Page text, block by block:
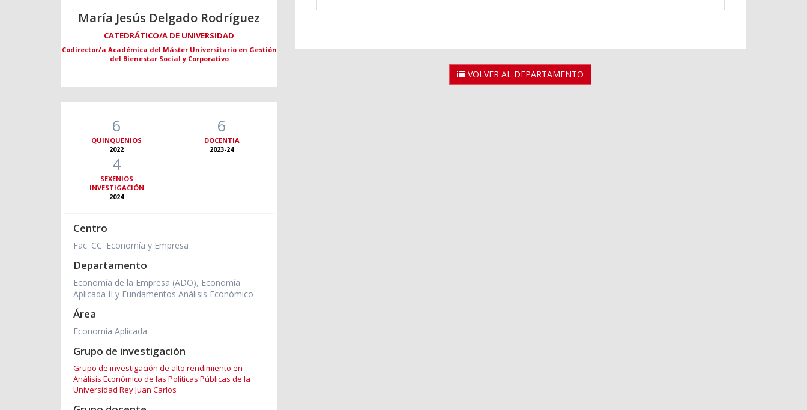
María Jesús Delgado Rodríguez
CATEDRÁTICO/A DE UNIVERSIDAD
Codirector/a Académica del Máster Universitario en Gestión
del Bienestar Social y Corporativo
6
QUINQUENIOS
2022
6
DOCENTIA
2023-24
4
SEXENIOS
INVESTIGACIÓN
2024
Centro
Fac. CC. Economía y Empresa
Departamento
Economía de la Empresa (ADO), Economía
Aplicada II y Fundamentos Análisis Económico
Área
Economía Aplicada
Grupo de investigación
Grupo de investigación de alto rendimiento en
Análisis Económico de las Políticas Públicas de la
Universidad Rey Juan Carlos
VOLVER AL DEPARTAMENTO